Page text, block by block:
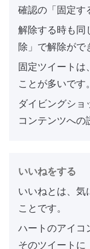
確認の「固定す
解除する時も同
除」で解除がで
固定ツイートは
ことが多いです。
ダイビングショ
コンテンツへの
いいねをする
いいねとは、気
ことです。
ハートのアイコ
そのツイートに